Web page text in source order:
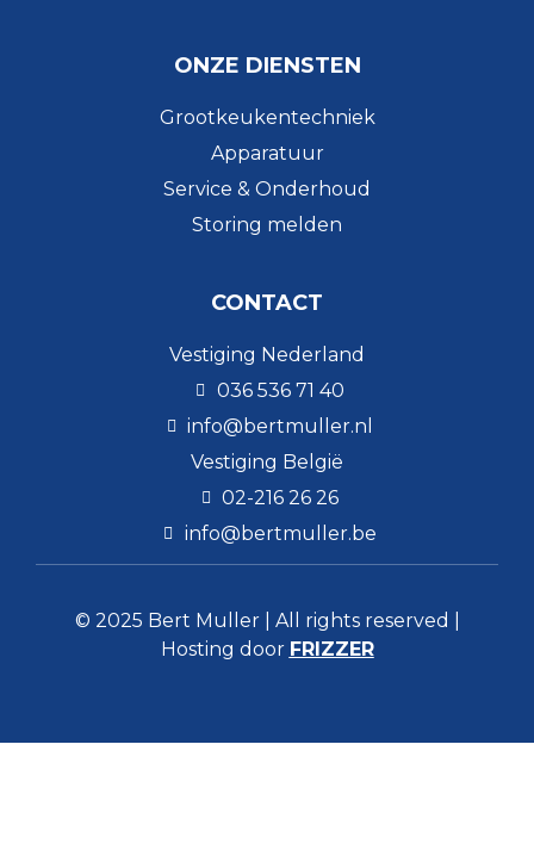
ONZE DIENSTEN
Grootkeukentechniek
Apparatuur
Service & Onderhoud
Storing melden
CONTACT
Vestiging Nederland
036 536 71 40
info@bertmuller.nl
Vestiging België
02-216 26 26
info@bertmuller.be
© 2025 Bert Muller | All rights reserved |
Hosting door FRIZZER